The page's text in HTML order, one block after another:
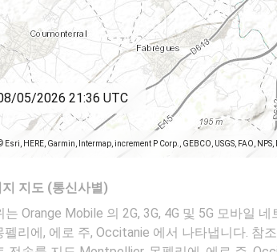
Esri, HERE, Garmin, Intermap, increment P Corp., GEBCO, USGS, FAO,
05/2026 21:36 UTC
지도 (통신사별)
Orange Mobile 의 2G, 3G, 4G 및 5G 모바일 네
리에, 에로 주, Occitanie 에서 나타냅니다. 참